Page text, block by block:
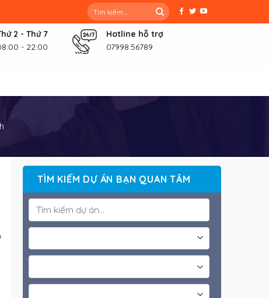
Tìm
kiếm:
2 - Thứ 7
- 22:00
Hotline hỗ trợ
07998.56789
TÌM KIẾM DỰ ÁN BẠN QUAN TÂM